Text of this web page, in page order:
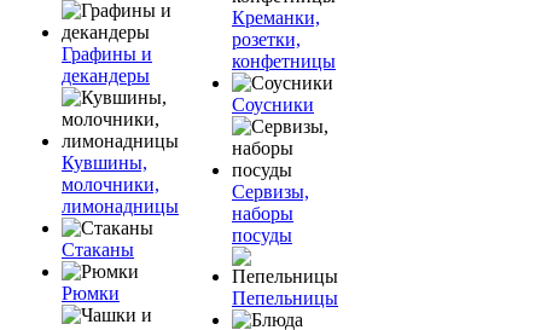
Графины и
декандеры
Кувшины,
молочники,
лимонадницы
Стаканы
Рюмки
Креманки,
розетки,
конфетницы
Соусники
Сервизы,
наборы
посуды
Пепельницы